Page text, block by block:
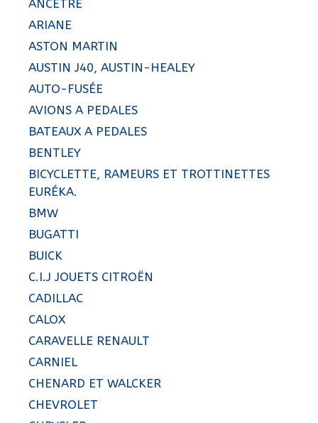
ANCETRE
ARIANE
ASTON MARTIN
AUSTIN J40, AUSTIN-HEALEY
AUTO-FUSÉE
AVIONS A PEDALES
BATEAUX A PEDALES
BENTLEY
BICYCLETTE, RAMEURS ET TROTTINETTES
EURÉKA.
BMW
BUGATTI
BUICK
C.I.J JOUETS CITROËN
CADILLAC
CALOX
CARAVELLE RENAULT
CARNIEL
CHENARD ET WALCKER
CHEVROLET